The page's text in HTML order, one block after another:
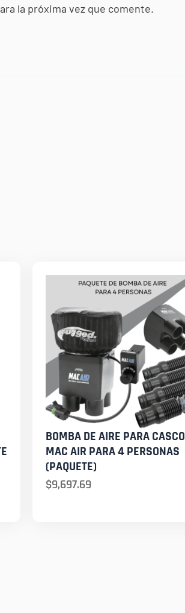
la próxima vez que comente.
BOMBA DE AIRE PARA CASCO
MAC AIR PARA 4 PERSONAS
(PAQUETE)
$9,697.69